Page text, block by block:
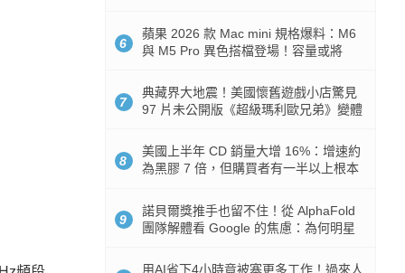
6
蘋果 2026 款 Mac mini 規格爆料：M6
與 M5 Pro 異色搭檔登場！容量或將
7
典藏界大地震！美國懷舊遊戲小店驚見
97 片未公開版《超級瑪利歐兄弟》變體
8
美國上半年 CD 銷量大增 16%：增速約
為黑膠 7 倍，但購買者有一半以上根本
9
諾貝爾獎推手也留不住！從 AlphaFold
團隊解體看 Google 的焦慮：為何明星
用AI省下4小時竟被塞更多工作！過來人